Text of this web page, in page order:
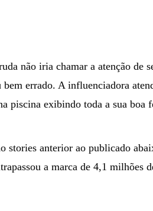
não iria chamar a atenção de
errado. A influenciadora
piscina exibindo toda a sua boa
stories anterior ao publicado
a marca de 4,1 milhões